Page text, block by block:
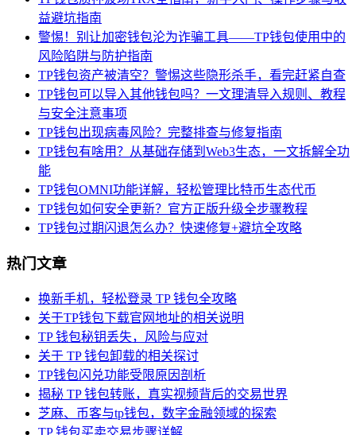
益避坑指南
警惕！别让加密钱包沦为诈骗工具——TP钱包使用中的
风险陷阱与防护指南
TP钱包资产被清空？警惕这些隐形杀手，看完赶紧自查
TP钱包可以导入其他钱包吗？一文理清导入规则、教程
与安全注意事项
TP钱包出现病毒风险？完整排查与修复指南
TP钱包有啥用？从基础存储到Web3生态，一文拆解全功
能
TP钱包OMNI功能详解，轻松管理比特币生态代币
TP钱包如何安全更新？官方正版升级全步骤教程
TP钱包过期闪退怎么办？快速修复+避坑全攻略
热门文章
换新手机，轻松登录 TP 钱包全攻略
关于TP钱包下载官网地址的相关说明
TP 钱包秘钥丢失，风险与应对
关于 TP 钱包卸载的相关探讨
TP钱包闪兑功能受限原因剖析
揭秘 TP 钱包转账，真实视频背后的交易世界
芝麻、币客与tp钱包，数字金融领域的探索
TP 钱包买卖交易步骤详解